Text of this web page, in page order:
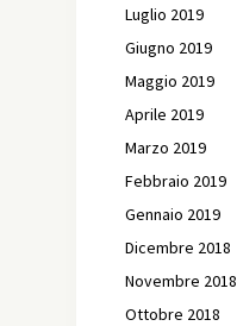
Luglio 2019
Giugno 2019
Maggio 2019
Aprile 2019
Marzo 2019
Febbraio 2019
Gennaio 2019
Dicembre 2018
Novembre 2018
Ottobre 2018